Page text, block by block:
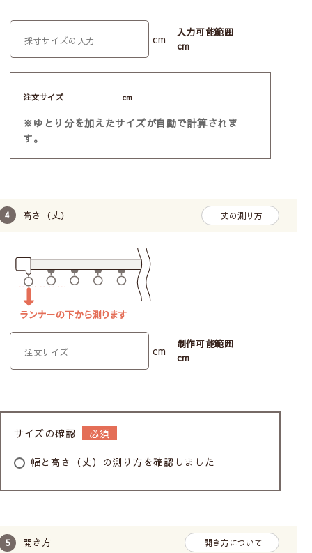
cm
入力可能範囲
cm
注文サイズ cm
※ゆとり分を加えたサイズが自動で計算されま
す。
高さ（丈） 丈の測り方
cm
制作可能範囲
cm
サイズの確認
幅と高さ（丈）の測り方を確認しました
開き方 開き方について